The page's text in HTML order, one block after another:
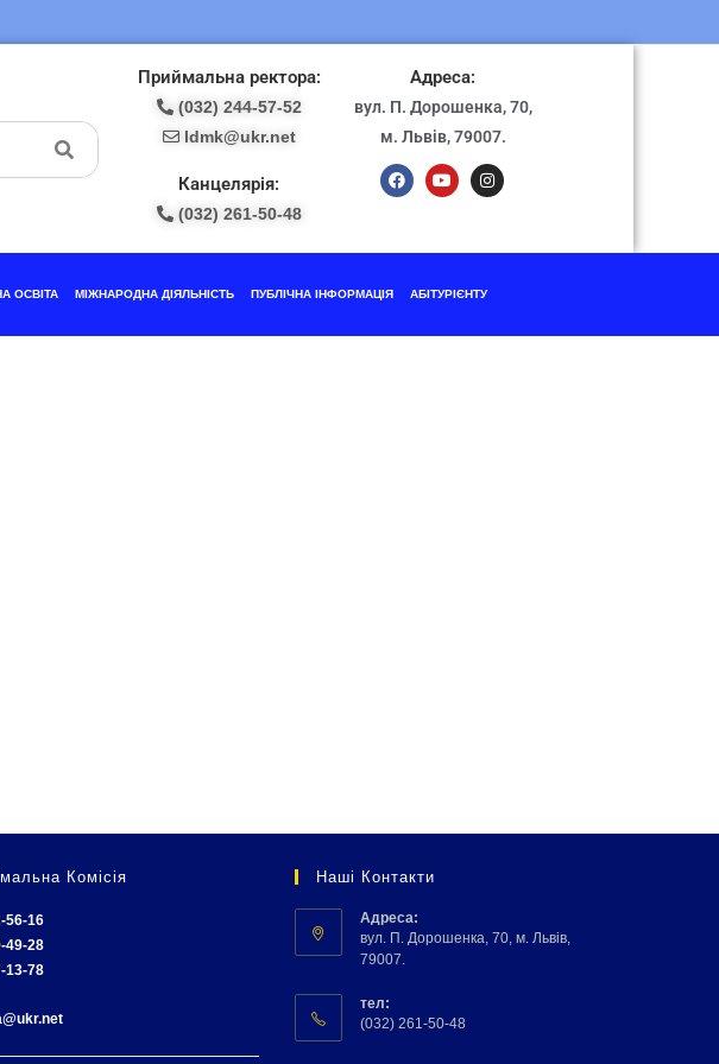
Приймальна ректора:
(032) 244-57-52
ldmk@ukr.net
Канцелярія:
(032) 261-50-48
Адреса:
вул. П. Дорошенка, 70,
м. Львів, 79007.
ОСВІТА МІЖНАРОДНА ДІЯЛЬНІСТЬ ПУБЛІЧНА ІНФОРМАЦІЯ АБІТУРІЄНТУ
Комісія
56-16
49-28
13-78
Наші Контакти
Адреса:
вул. П. Дорошенка, 70, м. Львів,
79007.
тел:
(032) 261-50-48